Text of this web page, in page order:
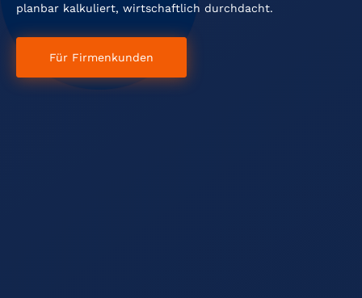
planbar kalkuliert, wirtschaftlich durchdacht.
Für Firmenkunden